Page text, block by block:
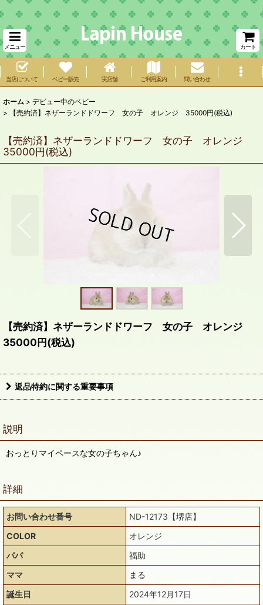
メニュー カート
当店について ベビー販売 実店舗 ご利用案内 問い合わせ
ホーム > デビュー中のベビー
>
【売約済】ネザーランドドワーフ 女の子 オレンジ 35000円(税込)
【売約済】ネザーランドドワーフ 女の子 オレンジ
35000円(税込)
【売約済】ネザーランドドワーフ 女の子 オレンジ
35000円(税込)
返品特約に関する重要事項
説明
おっとりマイペースな女の子ちゃん♪
詳細
お問い合わせ番号
ND-12173【堺店】
COLOR
オレンジ
パパ
福助
ママ
まる
誕生日
2024年12月17日